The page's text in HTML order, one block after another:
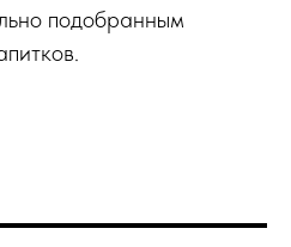
подобранным